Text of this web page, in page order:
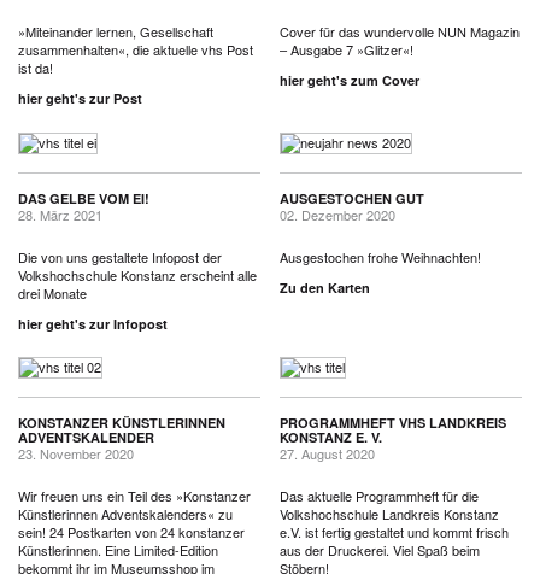
»Miteinander lernen, Gesellschaft
zusammenhalten«, die aktuelle vhs Post
ist da!
hier geht's zur Post
Cover für das wundervolle NUN Magazin
– Ausgabe 7 »Glitzer«!
hier geht's zum Cover
DAS GELBE VOM EI!
28. März 2021
Die von uns gestaltete Infopost der
Volkshochschule Konstanz erscheint alle
drei Monate
hier geht's zur Infopost
AUSGESTOCHEN GUT
02. Dezember 2020
Ausgestochen frohe Weihnachten!
Zu den Karten
KONSTANZER KÜNSTLERINNEN
ADVENTSKALENDER
23. November 2020
Wir freuen uns ein Teil des »Konstanzer
Künstlerinnen Adventskalenders« zu
sein! 24 Postkarten von 24 konstanzer
Künstlerinnen. Eine Limited-Edition
bekommt ihr im Museumsshop im
PROGRAMMHEFT VHS LANDKREIS
KONSTANZ E. V.
27. August 2020
Das aktuelle Programmheft für die
Volkshochschule Landkreis Konstanz
e.V. ist fertig gestaltet und kommt frisch
aus der Druckerei. Viel Spaß beim
Stöbern!